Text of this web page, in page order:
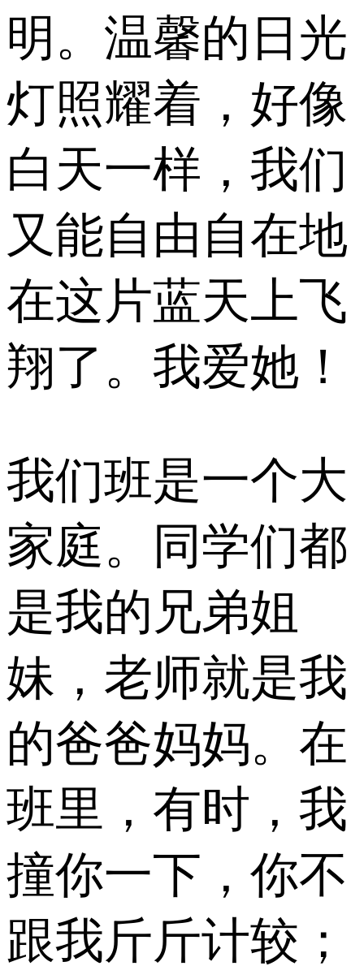
明。温馨的日光
灯照耀着，好像
白天一样，我们
又能自由自在地
在这片蓝天上飞
翔了。我爱她！
我们班是一个大
家庭。同学们都
是我的兄弟姐
妹，老师就是我
的爸爸妈妈。在
班里，有时，我
撞你一下，你不
跟我斤斤计较；